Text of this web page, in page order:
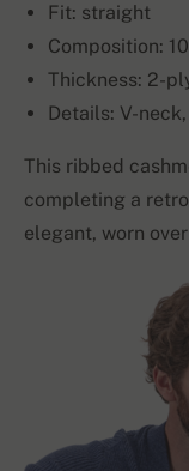
Fit: straight
Composition:
Thickness: 2-
Details: V-
This ribbed
completing a
elegant, worn